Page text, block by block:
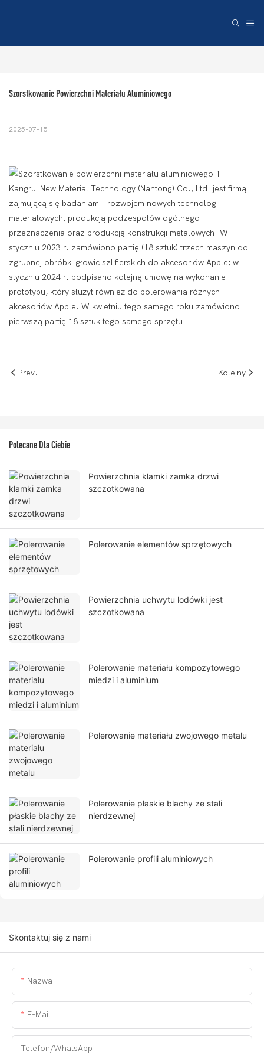
Szorstkowanie Powierzchni Materiału Aluminiowego
2025-07-15
Kangrui New Material Technology (Nantong) Co., Ltd. jest firmą
zajmującą się badaniami i rozwojem nowych technologii
materiałowych, produkcją podzespołów ogólnego
przeznaczenia oraz produkcją konstrukcji metalowych. W
styczniu 2023 r. zamówiono partię (18 sztuk) trzech maszyn do
zgrubnej obróbki głowic szlifierskich do akcesoriów Apple; w
styczniu 2024 r. podpisano kolejną umowę na wykonanie
prototypu, który służył również do polerowania różnych
akcesoriów Apple. W kwietniu tego samego roku zamówiono
pierwszą partię 18 sztuk tego samego sprzętu.
Prev. Kolejny
Polecane Dla Ciebie
Powierzchnia klamki zamka drzwi
szczotkowana
Polerowanie elementów sprzętowych
Powierzchnia uchwytu lodówki jest
szczotkowana
Polerowanie materiału kompozytowego
miedzi i aluminium
Polerowanie materiału zwojowego metalu
Polerowanie płaskie blachy ze stali
nierdzewnej
Polerowanie profili aluminiowych
Skontaktuj się z nami
Nazwa
E-Mail
Telefon/WhatsApp